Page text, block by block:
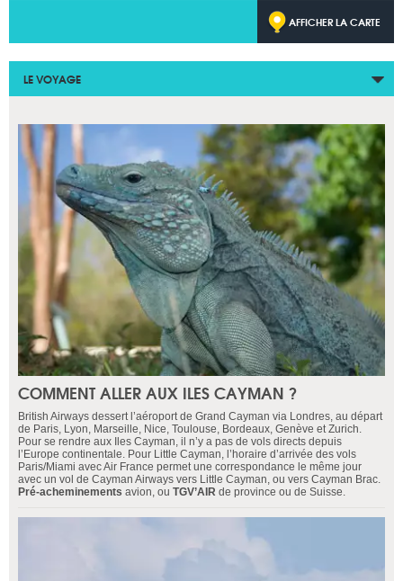
AFFICHER LA CARTE
LE VOYAGE
COMMENT ALLER AUX ILES CAYMAN ?
British Airways dessert l’aéroport de Grand Cayman via Londres, au départ
de Paris, Lyon, Marseille, Nice, Toulouse, Bordeaux, Genève et Zurich.
Pour se rendre aux Iles Cayman, il n’y a pas de vols directs depuis
l’Europe continentale. Pour Little Cayman, l’horaire d’arrivée des vols
Paris/Miami avec Air France permet une correspondance le même jour
avec un vol de Cayman Airways vers Little Cayman, ou vers Cayman Brac.
Pré-acheminements avion, ou TGV’AIR de province ou de Suisse.